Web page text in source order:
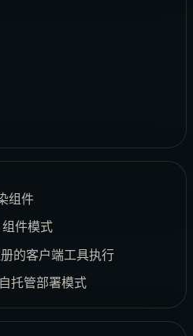
组件
件模式
的客户端工具执行
托管部署模式